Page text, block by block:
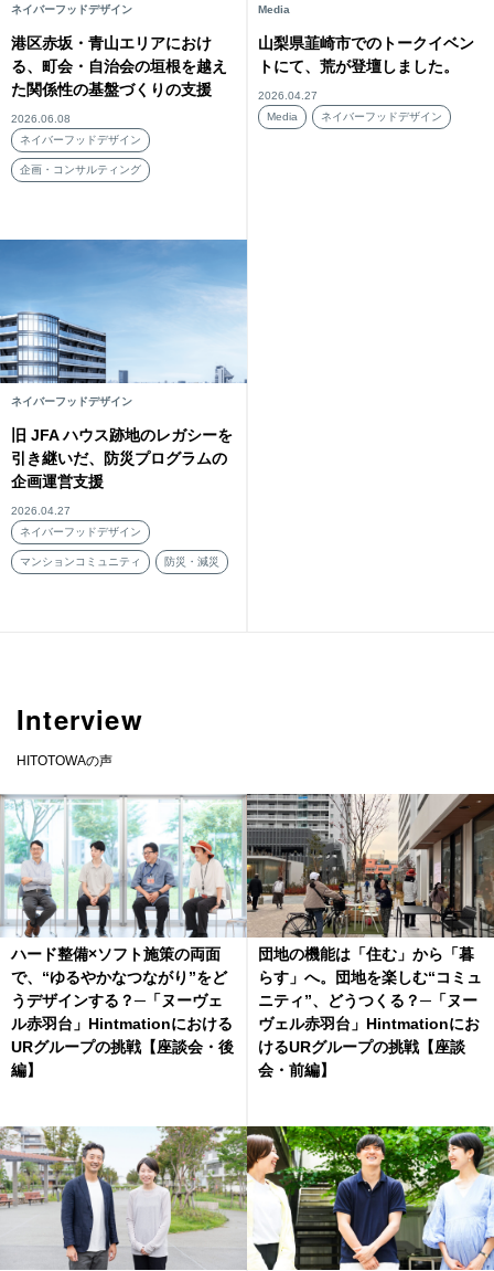
ネイバーフッドデザイン
港区赤坂・青山エリアにおけ
る、町会・自治会の垣根を越え
た関係性の基盤づくりの支援
2026.06.08
ネイバーフッドデザイン
企画・コンサルティング
Media
山梨県韮崎市でのトークイベン
トにて、荒が登壇しました。
2026.04.27
Media
ネイバーフッドデザイン
ネイバーフッドデザイン
旧 JFA ハウス跡地のレガシーを
引き継いだ、防災プログラムの
企画運営支援
2026.04.27
ネイバーフッドデザイン
マンションコミュニティ 防災・減災
Interview
HITOTOWAの声
ハード整備×ソフト施策の両面
で、“ゆるやかなつながり”をど
うデザインする？─「ヌーヴェ
ル赤羽台」Hintmationにおける
URグループの挑戦【座談会・後
編】
団地の機能は「住む」から「暮
らす」へ。団地を楽しむ“コミュ
ニティ”、どうつくる？─「ヌー
ヴェル赤羽台」Hintmationにお
けるURグループの挑戦【座談
会・前編】